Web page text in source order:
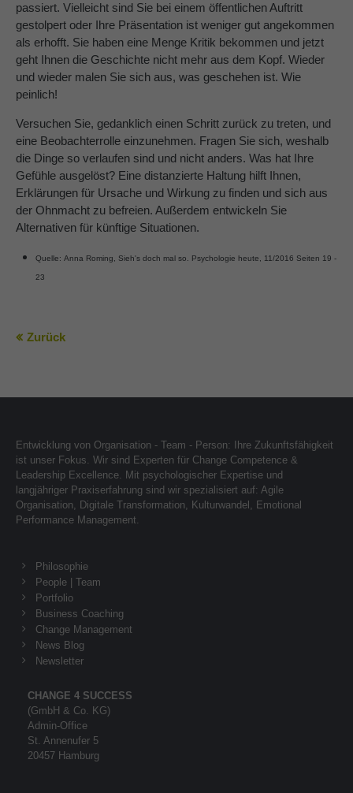
passiert. Vielleicht sind Sie bei einem öffentlichen Auftritt
gestolpert oder Ihre Präsentation ist weniger gut angekommen
als erhofft. Sie haben eine Menge Kritik bekommen und jetzt
geht Ihnen die Geschichte nicht mehr aus dem Kopf. Wieder
und wieder malen Sie sich aus, was geschehen ist. Wie
peinlich!
Versuchen Sie, gedanklich einen Schritt zurück zu treten, und
eine Beobachterrolle einzunehmen. Fragen Sie sich, weshalb
die Dinge so verlaufen sind und nicht anders. Was hat Ihre
Gefühle ausgelöst? Eine distanzierte Haltung hilft Ihnen,
Erklärungen für Ursache und Wirkung zu finden und sich aus
der Ohnmacht zu befreien. Außerdem entwickeln Sie
Alternativen für künftige Situationen.
Quelle: Anna Roming, Sieh's doch mal so. Psychologie heute, 11/2016 Seiten 19 -
23
Zurück
Entwicklung von Organisation - Team - Person: Ihre Zukunftsfähigkeit
ist unser Fokus. Wir sind Experten für Change Competence &
Leadership Excellence. Mit psychologischer Expertise und
langjähriger Praxiserfahrung sind wir spezialisiert auf: Agile
Organisation, Digitale Transformation, Kulturwandel, Emotional
Performance Management.
Philosophie
People | Team
Portfolio
Business Coaching
Change Management
News Blog
Newsletter
CHANGE 4 SUCCESS
(GmbH & Co. KG)
Admin-Office
St. Annenufer 5
20457 Hamburg